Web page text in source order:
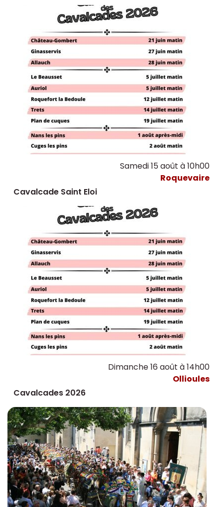
Samedi 15 août à 10h00
Roquevaire
Cavalcade Saint Eloi
Dimanche 16 août à 14h00
Ollioules
Cavalcades 2026